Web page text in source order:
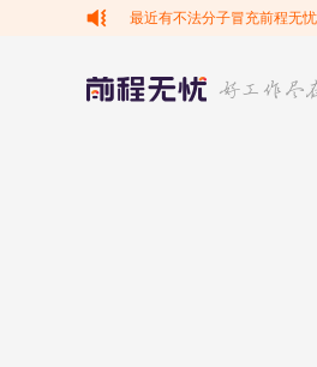
最近有不法分子冒充前程无